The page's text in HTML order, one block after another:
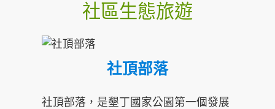
社區生態旅遊
社頂部落
社頂部落，是墾丁國家公園第一個發展